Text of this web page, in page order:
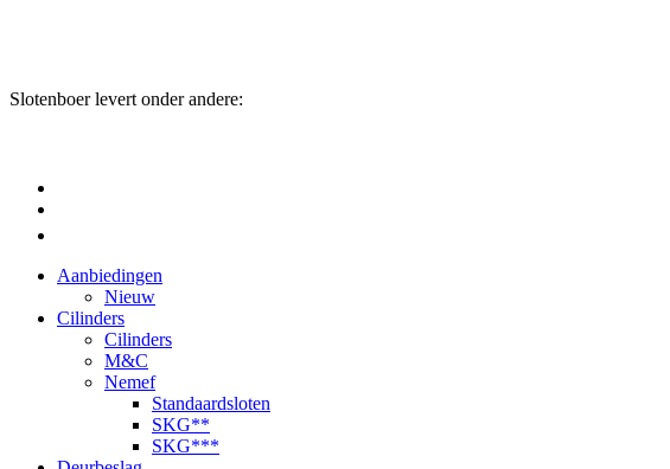
Slotenboer levert onder andere:
Aanbiedingen
Nieuw
Cilinders
Cilinders
M&C
Nemef
Standaardsloten
SKG**
SKG***